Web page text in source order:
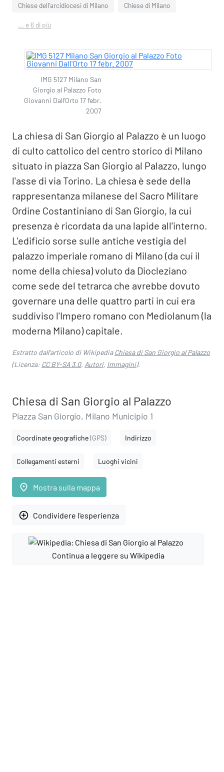
Chiese dell'arcidiocesi di Milano Chiese di Milano
... e 6 di più
IMG 5127 Milano San
Giorgio al Palazzo Foto
Giovanni Dall'Orto 17 febr.
2007
La chiesa di San Giorgio al Palazzo è un luogo
di culto cattolico del centro storico di Milano
situato in piazza San Giorgio al Palazzo, lungo
l'asse di via Torino. La chiesa è sede della
rappresentanza milanese del Sacro Militare
Ordine Costantiniano di San Giorgio, la cui
presenza è ricordata da una lapide all'interno.
L'edificio sorse sulle antiche vestigia del
palazzo imperiale romano di Milano (da cui il
nome della chiesa) voluto da Diocleziano
come sede del tetrarca che avrebbe dovuto
governare una delle quattro parti in cui era
suddiviso l'Impero romano con Mediolanum (la
moderna Milano) capitale.
Estratto dall'articolo di WikipediaChiesa di San Giorgio al Palazzo
(Licenza: CC BY-SA 3.0, Autori, Immagini).
Chiesa di San Giorgio al Palazzo
Piazza San Giorgio, Milano Municipio 1
Coordinate geografiche(GPS) Indirizzo
Collegamenti esterni Luoghi vicini
place Mostra sulla mappa
add_circle_outline Condividere l'esperienza
Continua a leggere su Wikipedia